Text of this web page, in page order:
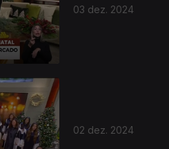
03 dez. 2024
02 dez. 2024